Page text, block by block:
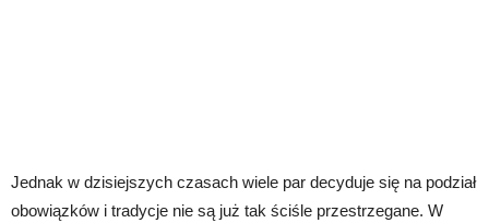
Jednak w dzisiejszych czasach wiele par decyduje się na podział
obowiązków i tradycje nie są już tak ściśle przestrzegane. W